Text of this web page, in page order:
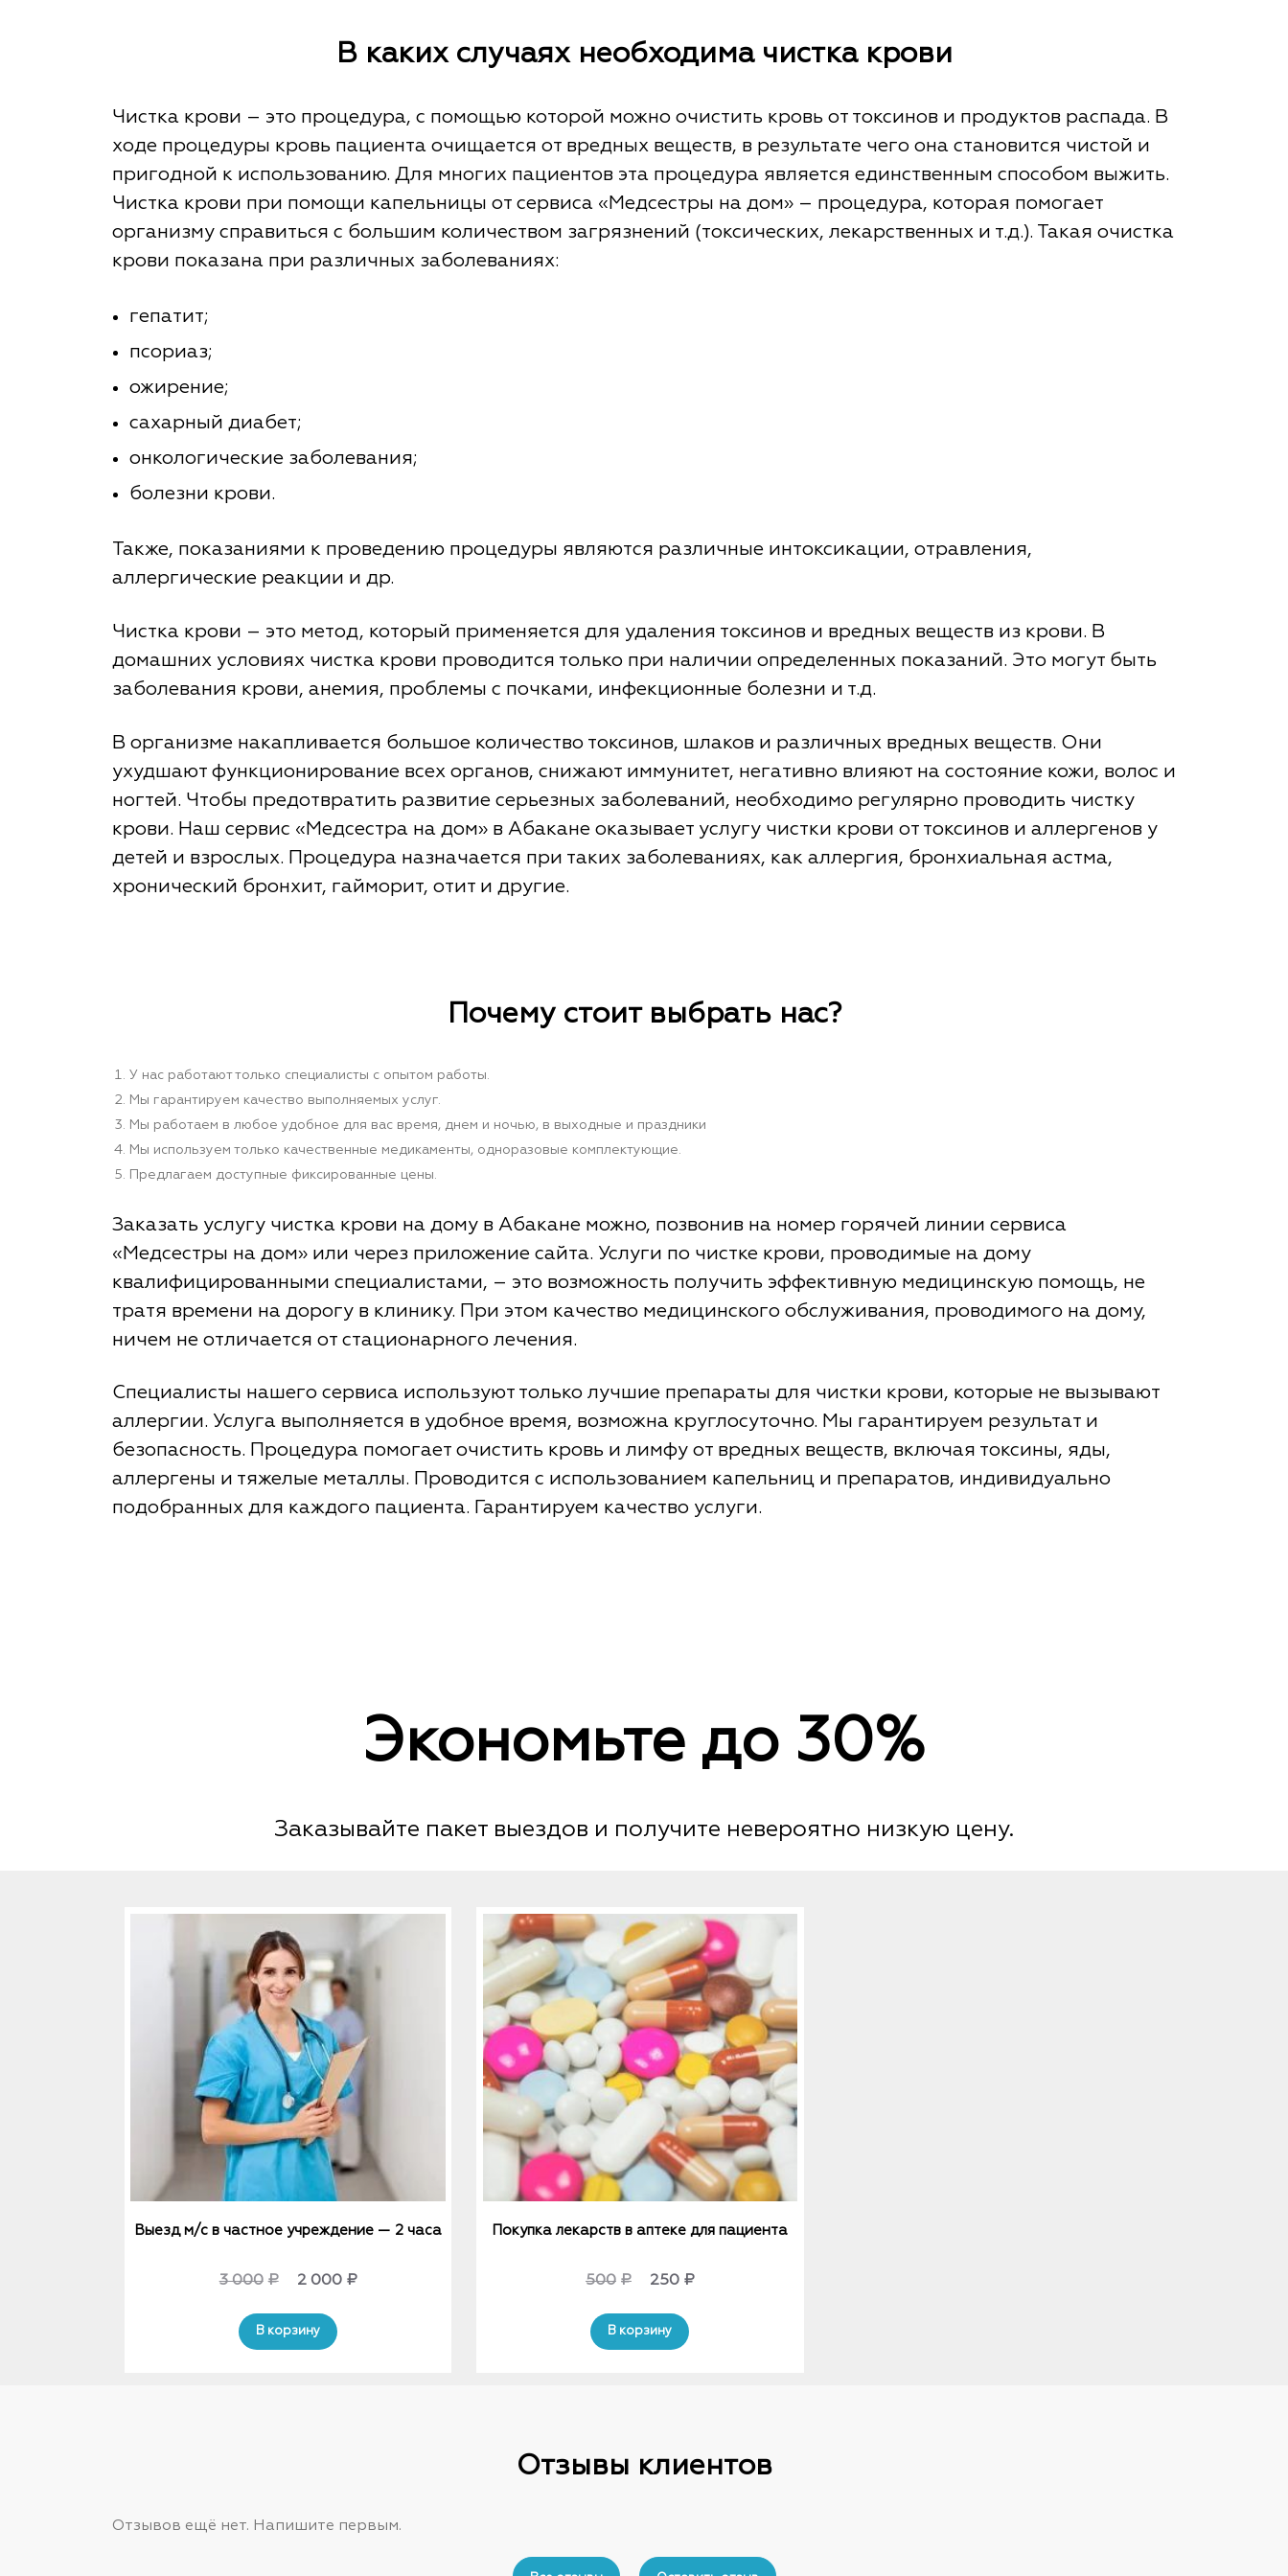
В каких случаях необходима чистка крови
Чистка крови – это процедура, с помощью которой можно очистить кровь от токсинов и продуктов распада. В
ходе процедуры кровь пациента очищается от вредных веществ, в результате чего она становится чистой и
пригодной к использованию. Для многих пациентов эта процедура является единственным способом выжить.
Чистка крови при помощи капельницы от сервиса «Медсестры на дом» – процедура, которая помогает
организму справиться с большим количеством загрязнений (токсических, лекарственных и т.д.). Такая очистка
крови показана при различных заболеваниях:
гепатит;
псориаз;
ожирение;
сахарный диабет;
онкологические заболевания;
болезни крови.
Также, показаниями к проведению процедуры являются различные интоксикации, отравления,
аллергические реакции и др.
Чистка крови – это метод, который применяется для удаления токсинов и вредных веществ из крови. В
домашних условиях чистка крови проводится только при наличии определенных показаний. Это могут быть
заболевания крови, анемия, проблемы с почками, инфекционные болезни и т.д.
В организме накапливается большое количество токсинов, шлаков и различных вредных веществ. Они
ухудшают функционирование всех органов, снижают иммунитет, негативно влияют на состояние кожи, волос и
ногтей. Чтобы предотвратить развитие серьезных заболеваний, необходимо регулярно проводить чистку
крови. Наш сервис «Медсестра на дом» в Абакане оказывает услугу чистки крови от токсинов и аллергенов у
детей и взрослых. Процедура назначается при таких заболеваниях, как аллергия, бронхиальная астма,
хронический бронхит, гайморит, отит и другие.
Почему стоит выбрать нас?
У нас работают только специалисты с опытом работы.
Мы гарантируем качество выполняемых услуг.
Мы работаем в любое удобное для вас время, днем и ночью, в выходные и праздники
Мы используем только качественные медикаменты, одноразовые комплектующие.
Предлагаем доступные фиксированные цены.
Заказать услугу чистка крови на дому в Абакане можно, позвонив на номер горячей линии сервиса
«Медсестры на дом» или через приложение сайта. Услуги по чистке крови, проводимые на дому
квалифицированными специалистами, – это возможность получить эффективную медицинскую помощь, не
тратя времени на дорогу в клинику. При этом качество медицинского обслуживания, проводимого на дому,
ничем не отличается от стационарного лечения.
Специалисты нашего сервиса используют только лучшие препараты для чистки крови, которые не вызывают
аллергии. Услуга выполняется в удобное время, возможна круглосуточно. Мы гарантируем результат и
безопасность. Процедура помогает очистить кровь и лимфу от вредных веществ, включая токсины, яды,
аллергены и тяжелые металлы. Проводится с использованием капельниц и препаратов, индивидуально
подобранных для каждого пациента. Гарантируем качество услуги.
Экономьте до 30%
Заказывайте пакет выездов и получите невероятно низкую цену.
Выезд м/с в частное учреждение — 2 часа
3 000 ₽
Original
was:
2 000 ₽Current
В корзину
Покупка лекарств в аптеке для пациента
500 ₽
Original
was:
250 ₽Current
В корзину
Отзывы клиентов
Отзывов ещё нет. Напишите первым.